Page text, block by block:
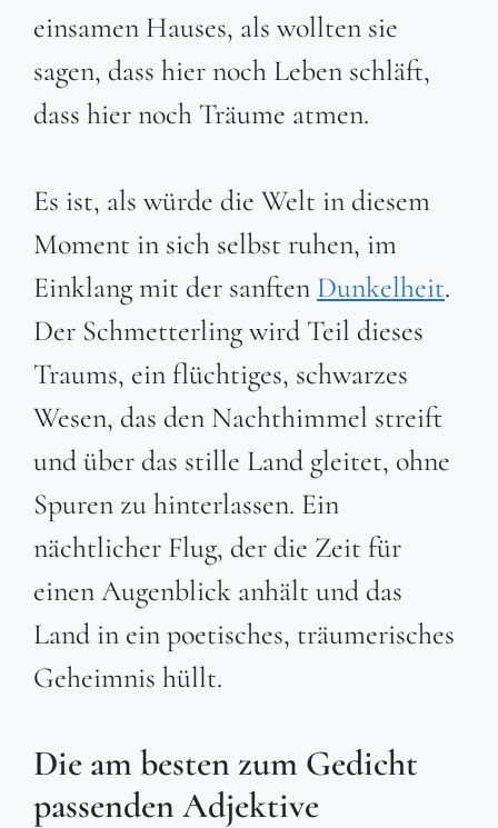
einsamen Hauses, als wollten sie
sagen, dass hier noch Leben schläft,
dass hier noch Träume atmen.
Es ist, als würde die Welt in diesem
Moment in sich selbst ruhen, im
Einklang mit der sanften Dunkelheit.
Der Schmetterling wird Teil dieses
Traums, ein flüchtiges, schwarzes
Wesen, das den Nachthimmel streift
und über das stille Land gleitet, ohne
Spuren zu hinterlassen. Ein
nächtlicher Flug, der die Zeit für
einen Augenblick anhält und das
Land in ein poetisches, träumerisches
Geheimnis hüllt.
Die am besten zum Gedicht
passenden Adjektive